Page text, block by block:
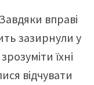
вправі
зазирнули у
їхні
відчувати